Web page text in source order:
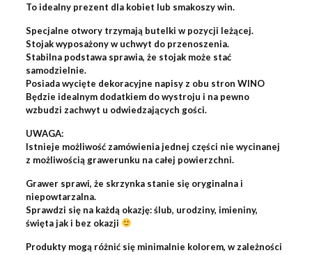
To idealny prezent dla kobiet lub smakoszy win.
Specjalne otwory trzymają butelki w pozycji leżącej.
Stojak wyposażony w uchwyt do przenoszenia.
Stabilna podstawa sprawia, że stojak może stać
samodzielnie.
Posiada wycięte dekoracyjne napisy z obu stron WINO
Będzie idealnym dodatkiem do wystroju i na pewno
wzbudzi zachwyt u odwiedzających gości.
UWAGA:
Istnieje możliwość zamówienia jednej części nie wycinanej
z możliwością grawerunku na całej powierzchni.
Grawer sprawi, że skrzynka stanie się oryginalna i
niepowtarzalna.
Sprawdzi się na każdą okazję: ślub, urodziny, imieniny,
święta jak i bez okazji
Produkty mogą różnić się minimalnie kolorem, w zależności